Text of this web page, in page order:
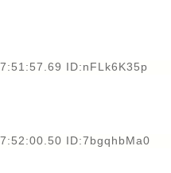
ID:nFLk6K35p
ID:7bgqhbMa0